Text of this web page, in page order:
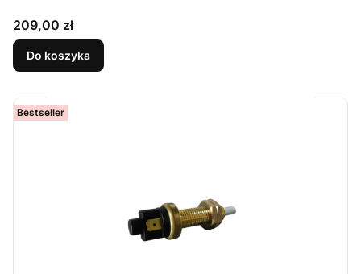
Cena
209,00 zł
Do koszyka
Bestseller